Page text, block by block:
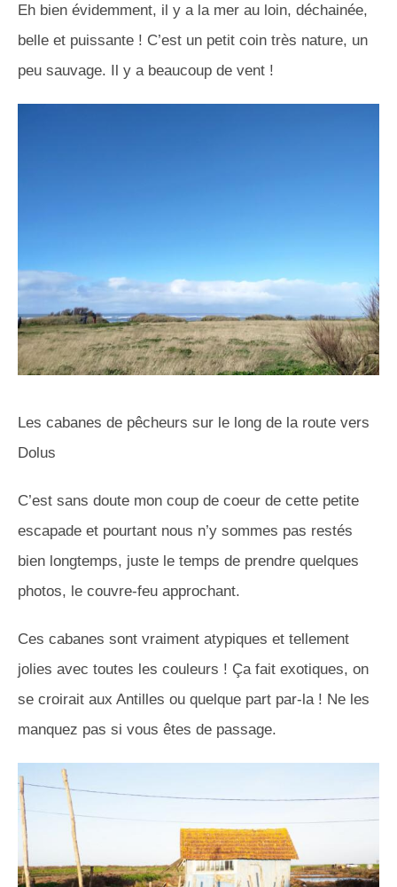
Eh bien évidemment, il y a la mer au loin, déchainée,
belle et puissante ! C’est un petit coin très nature, un
peu sauvage. Il y a beaucoup de vent !
Les cabanes de pêcheurs sur le long de la route vers
Dolus
C’est sans doute mon coup de coeur de cette petite
escapade et pourtant nous n’y sommes pas restés
bien longtemps, juste le temps de prendre quelques
photos, le couvre-feu approchant.
Ces cabanes sont vraiment atypiques et tellement
jolies avec toutes les couleurs ! Ça fait exotiques, on
se croirait aux Antilles ou quelque part par-la ! Ne les
manquez pas si vous êtes de passage.